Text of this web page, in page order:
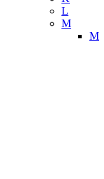
L
M
M